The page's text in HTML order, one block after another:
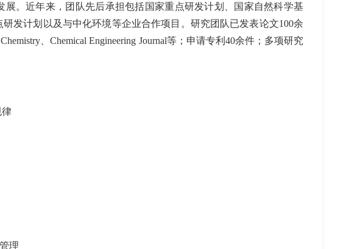
。近年来，团队先后承担包括国家重点研发计划、国家自然科学基
发计划以及与中化环境等企业合作项目。研究团队已发表论文100余
、Chemical Engineering Journal等；申请专利 40余件；多项研究
律
理